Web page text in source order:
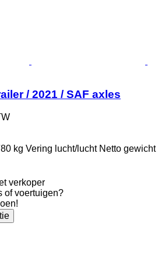
/ 2021 / SAF axles
kg Vering lucht/lucht Netto gewicht
verkoper
of voertuigen?